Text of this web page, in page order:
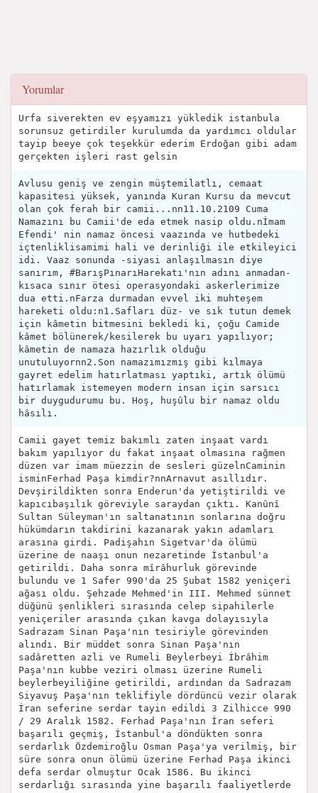
Yorumlar
Urfa siverekten ev eşyamızı yükledik istanbula
sorunsuz getirdiler kurulumda da yardımcı oldular
tayip beeye çok teşekkür ederim Erdoğan gibi adam
gerçekten işleri rast gelsin
Avlusu geniş ve zengin müştemilatlı, cemaat
kapasitesi yüksek, yanında Kuran Kursu da mevcut
olan çok ferah bir camii...nn11.10.2109 Cuma
Namazını bu Camii'de eda etmek nasip oldu.nİmam
Efendi' nin namaz öncesi vaazında ve hutbedeki
içtenliklisamimi hali ve derinliği ile etkileyici
idi. Vaaz sonunda -siyasi anlaşılmasın diye
sanırım, #BarışPınarıHarekatı'nın adını anmadan-
kısaca sınır ötesi operasyondaki askerlerimize
dua etti.nFarza durmadan evvel iki muhteşem
hareketi oldu:n1.Safları düz- ve sık tutun demek
için kâmetin bitmesini bekledi ki, çoğu Camide
kâmet bölünerek/kesilerek bu uyarı yapılıyor;
kâmetin de namaza hazırlık olduğu
unutuluyornn2.Son namazımızmış gibi kılmaya
gayret edelim hatırlatması yaptıki, artık ölümü
hatırlamak istemeyen modern insan için sarsıcı
bir duygudurumu bu. Hoş, huşûlu bir namaz oldu
hâsılı.
Camii gayet temiz bakımlı zaten inşaat vardı
bakım yapılıyor du fakat inşaat olmasına rağmen
düzen var imam müezzin de sesleri güzelnCaminin
isminFerhad Paşa kimdir?nnArnavut asıllıdır.
Devşirildikten sonra Enderun'da yetiştirildi ve
kapıcıbaşılık göreviyle saraydan çıktı. Kanûnî
Sultan Süleyman'ın saltanatının sonlarına doğru
hükümdarın takdirini kazanarak yakın adamları
arasına girdi. Padişahın Sigetvar'da ölümü
üzerine de naaşı onun nezaretinde İstanbul'a
getirildi. Daha sonra mîrâhurluk görevinde
bulundu ve 1 Safer 990'da 25 Şubat 1582 yeniçeri
ağası oldu. Şehzade Mehmed'in III. Mehmed sünnet
düğünü şenlikleri sırasında celep sipahilerle
yeniçeriler arasında çıkan kavga dolayısıyla
Sadrazam Sinan Paşa'nın tesiriyle görevinden
alındı. Bir müddet sonra Sinan Paşa'nın
sadâretten azli ve Rumeli Beylerbeyi İbrâhim
Paşa'nın kubbe veziri olması üzerine Rumeli
beylerbeyiliğine getirildi, ardından da Sadrazam
Siyavuş Paşa'nın teklifiyle dördüncü vezir olarak
İran seferine serdar tayin edildi 3 Zilhicce 990
/ 29 Aralık 1582. Ferhad Paşa'nın İran seferi
başarılı geçmiş, İstanbul'a döndükten sonra
serdarlık Özdemiroğlu Osman Paşa'ya verilmiş, bir
süre sonra onun ölümü üzerine Ferhad Paşa ikinci
defa serdar olmuştur Ocak 1586. Bu ikinci
serdarlığı sırasında yine başarılı faaliyetlerde